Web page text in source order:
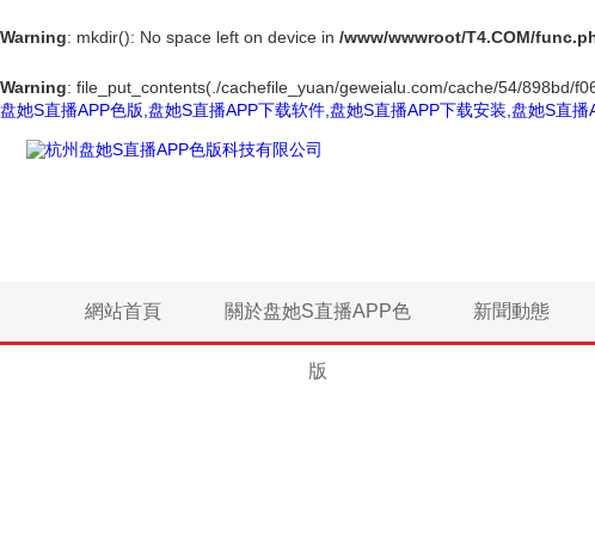
Warning: mkdir(): No space left on device in /www/wwwroot/T4.COM/
Warning: file_put_contents(./cachefile_yuan/geweialu.com/cache/54/898bd/
盘她S直播APP色版,盘她S直播APP下载软件,盘她S直播APP下载安装,盘她S直播
網站首頁 關於盘她S直播APP色
版
新聞動態